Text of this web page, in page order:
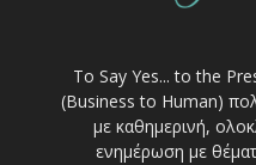
Το Say Yes... to the
(Business to Human)
με καθημερινή,
ενημέρωση με